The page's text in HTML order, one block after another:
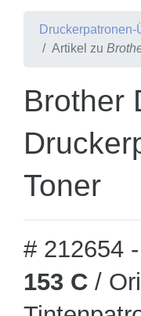
Druckerpatronen-
Artikel zu
Brother
Toner
# 212654 -
153 C /